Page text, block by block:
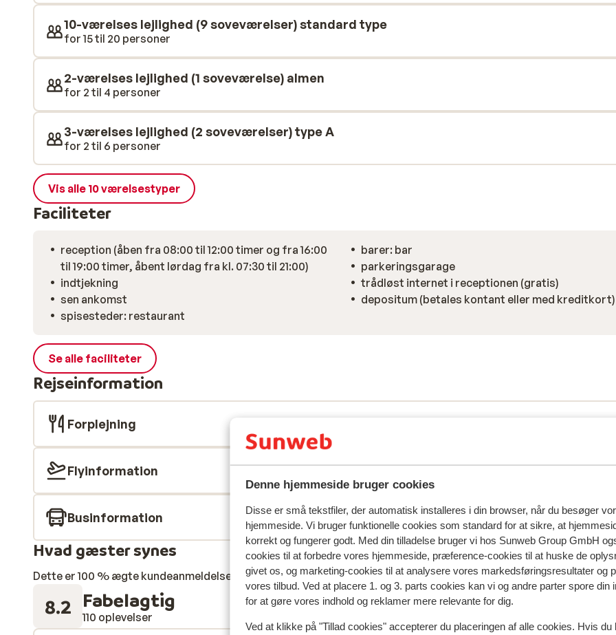
Denne hjemmeside bruger cookies
Disse er små tekstfiler, der automatisk installeres i din browser, når du besøger
hjemmeside. Vi bruger funktionelle cookies som standard for at sikre, at
korrekt og fungerer godt. Med din tilladelse bruger vi hos Sunweb Group GmbH
cookies til at forbedre vores hjemmeside, præference-cookies til at huske de
givet os, og marketing-cookies til at analysere vores markedsføringsresultater og
vores tilbud. Ved at placere 1. og 3. parts cookies kan vi og andre parter spore din
for at gøre vores indhold og reklamer mere relevante for dig.
Ved at klikke på "Tillad cookies" accepterer du placeringen af alle cookies. Hvis du
10-værelses lejlighed (9 soveværelser) standard type
for 15 til 20 personer
2-værelses lejlighed (1 soveværelse) almen
for 2 til 4 personer
3-værelses lejlighed (2 soveværelser) type A
for 2 til 6 personer
Vis alle 10 værelsestyper
Faciliteter
reception (åben fra 08:00 til 12:00 timer og fra 16:00
til 19:00 timer, åbent lørdag fra kl. 07:30 til 21:00)
indtjekning
sen ankomst
spisesteder: restaurant
barer: bar
parkeringsgarage
trådløst internet i receptionen (gratis)
depositum (betales kontant eller med kreditkort)
Se alle faciliteter
Rejseinformation
Forplejning
Flyinformation
Businformation
Hvad gæster synes
Dette er 100 % ægte kundeanmeldelser, der ærligt afspejler deres oplevelser med vores produkt.Mere om
8.2 Fabelagtig
110 oplevelser